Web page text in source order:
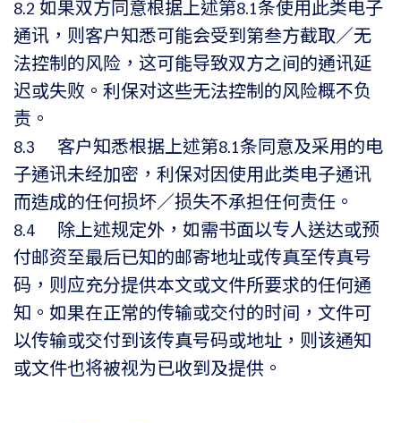
8.2 如果双方同意根据上述第8.1条使用此类电子
通讯，则客户知悉可能会受到第叁方截取／无
法控制的风险，这可能导致双方之间的通讯延
迟或失败。利保对这些无法控制的风险概不负
责。
8.3 客户知悉根据上述第8.1条同意及采用的电
子通讯未经加密，利保对因使用此类电子通讯
而造成的任何损坏／损失不承担任何责任。
8.4 除上述规定外，如需书面以专人送达或预
付邮资至最后已知的邮寄地址或传真至传真号
码，则应充分提供本文或文件所要求的任何通
知。如果在正常的传输或交付的时间，文件可
以传输或交付到该传真号码或地址，则该通知
或文件也将被视为已收到及提供。